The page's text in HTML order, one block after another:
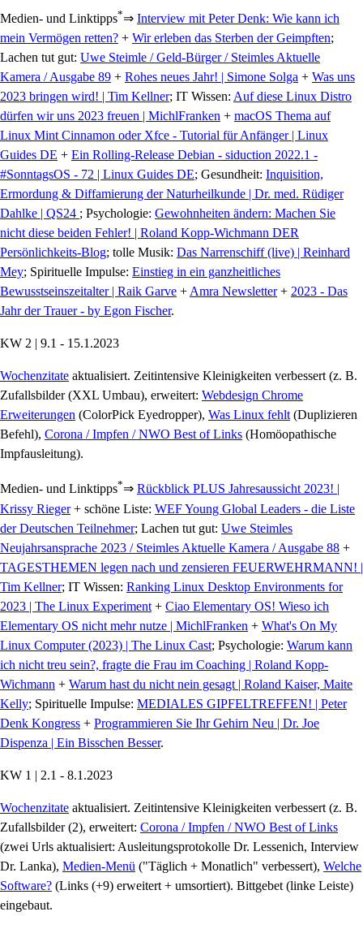
Medien- und Linktipps*⇒ Interview mit Peter Denk: Wie kann ich
mein Vermögen retten? + Wir erleben das Sterben der Geimpften;
Lachen tut gut: Uwe Steimle / Geld-Bürger / Steimles Aktuelle
Kamera / Ausgabe 89 + Rohes neues Jahr! | Simone Solga + Was uns
2023 bringen wird! | Tim Kellner; IT Wissen: Auf diese Linux Distro
dürfen wir uns 2023 freuen | MichlFranken + macOS Thema auf
Linux Mint Cinnamon oder Xfce - Tutorial für Anfänger | Linux
Guides DE + Ein Rolling-Release Debian - siduction 2022.1 -
#SonntagsOS - 72 | Linux Guides DE; Gesundheit: Inquisition,
Ermordung & Diffamierung der Naturheilkunde | Dr. med. Rüdiger
Dahlke | QS24 ; Psychologie: Gewohnheiten ändern: Machen Sie
nicht diese beiden Fehler! | Roland Kopp-Wichmann DER
Persönlichkeits-Blog; tolle Musik: Das Narrenschiff (live) | Reinhard
Mey; Spirituelle Impulse: Einstieg in ein ganzheitliches
Bewusstseinszeitalter | Raik Garve + Amra Newsletter+ 2023 - Das
Jahr der Trauer - by Egon Fischer.
KW 2 | 9.1 - 15.1.2023
Wochenzitate aktualisiert. Zeitintensive Kleinigkeiten verbessert (z. B.
Zufallsbilder (XXL Umbau), erweitert: Webdesign Chrome
Erweiterungen (ColorPick Eyedropper), Was Linux fehlt (Duplizieren
Befehl), Corona / Impfen / NWO Best of Links (Homöopathische
Impfausleitung).
Medien- und Linktipps*⇒ Rückblick PLUS Jahresaussicht 2023! |
Krissy Rieger+ schöne Liste: WEF Young Global Leaders - die Liste
der Deutschen Teilnehmer; Lachen tut gut: Uwe Steimles
Neujahrsansprache 2023 / Steimles Aktuelle Kamera / Ausgabe 88 +
TAGESTHEMEN legen nach und zensieren FEUERWEHRMANN! |
Tim Kellner; IT Wissen: Ranking Linux Desktop Environments for
2023 | The Linux Experiment + Ciao Elementary OS! Wieso ich
Elementary OS nicht mehr nutze | MichlFranken + What's On My
Linux Computer (2023) | The Linux Cast; Psychologie: Warum kann
ich nicht treu sein?, fragte die Frau im Coaching | Roland Kopp-
Wichmann + Warum hast du nicht nein gesagt | Roland Kaiser, Maite
Kelly; Spirituelle Impulse: MEDIALES GIPFELTREFFEN! | Peter
Denk Kongress + Programmieren Sie Ihr Gehirn Neu | Dr. Joe
Dispenza | Ein Bisschen Besser.
KW 1 | 2.1 - 8.1.2023
Wochenzitate aktualisiert. Zeitintensive Kleinigkeiten verbessert (z. B.
Zufallsbilder (2), erweitert: Corona / Impfen / NWO Best of Links
(zwei Urls aktualisiert: Ausleitungsprotokolle Dr. Lessenich, Interview
Dr. Lanka), Medien-Menü ("Täglich + Monatlich" verbessert), Welche
Software? (Links (+9) erweitert + umsortiert). Bittgebet (linke Leiste)
eingebaut.